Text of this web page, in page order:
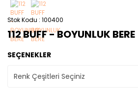
Stok Kodu 100400
112 BUFF - BOYUNLUK BERE
SEÇENEKLER